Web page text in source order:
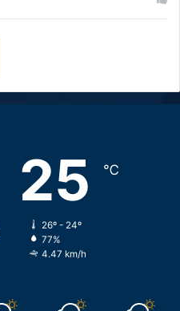
25 ℃
26º - 24º
77%
4.47 km/h